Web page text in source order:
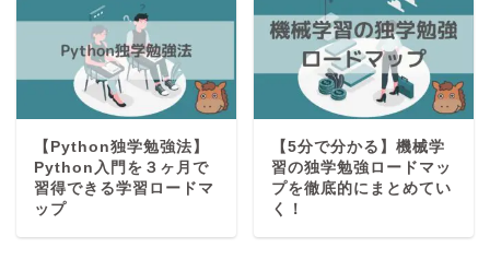
【Python独学勉強法】
Python入門を３ヶ月で
習得できる学習ロードマ
ップ
【5分で分かる】機械学
習の独学勉強ロードマッ
プを徹底的にまとめてい
く！